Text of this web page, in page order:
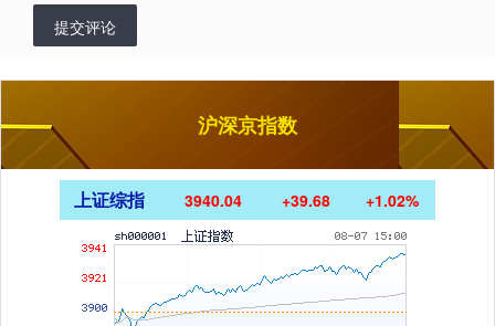
提交评论
沪深京指数
上证综指 3940.04 +39.68 +1.02%